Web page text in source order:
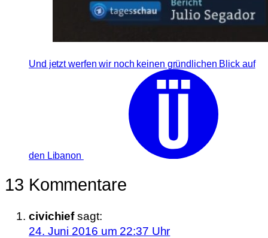
Und jetzt werfen wir noch keinen gründlichen Blick auf
den Libanon
13 Kommentare
civichief sagt:
24. Juni 2016 um 22:37 Uhr